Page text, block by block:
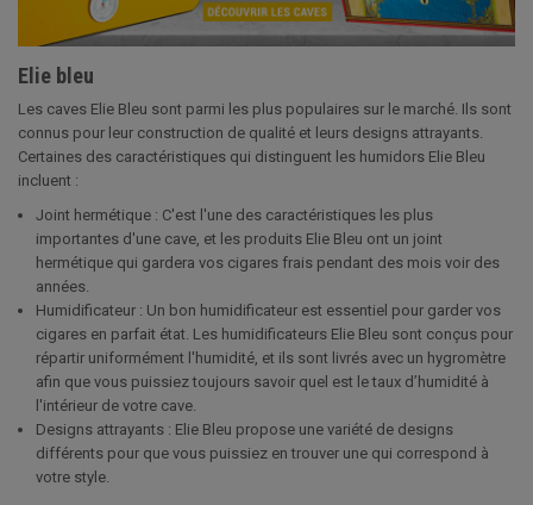
Elie bleu
Les caves Elie Bleu sont parmi les plus populaires sur le marché. Ils sont
connus pour leur construction de qualité et leurs designs attrayants.
Certaines des caractéristiques qui distinguent les humidors Elie Bleu
incluent :
Joint hermétique : C'est l'une des caractéristiques les plus
importantes d'une cave, et les produits Elie Bleu ont un joint
hermétique qui gardera vos cigares frais pendant des mois voir des
années.
Humidificateur : Un bon humidificateur est essentiel pour garder vos
cigares en parfait état. Les humidificateurs Elie Bleu sont conçus pour
répartir uniformément l'humidité, et ils sont livrés avec un hygromètre
afin que vous puissiez toujours savoir quel est le taux d’humidité à
l'intérieur de votre cave.
Designs attrayants : Elie Bleu propose une variété de designs
différents pour que vous puissiez en trouver une qui correspond à
votre style.